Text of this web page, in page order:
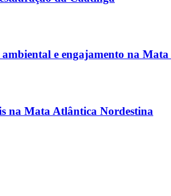
e engajamento na
na Mata Atlântica Nordestina